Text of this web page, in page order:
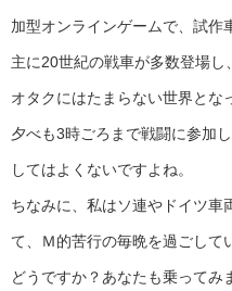
加型オンラインゲームで、試作
主に20世紀の戦車が多数登場
オタクにはたまらない世界とな
夕べも3時ごろまで戦闘に参加
してはよくないですよね。
ちなみに、私はソ連やドイツ車
て、Ｍ的苦行の毎晩を過ごして
どうですか？あなたも乗ってみ